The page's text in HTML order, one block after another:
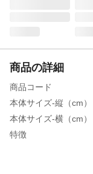
商品の詳細
商品コード
本体サイズ-縦（cm）
本体サイズ-横（cm）
特徴